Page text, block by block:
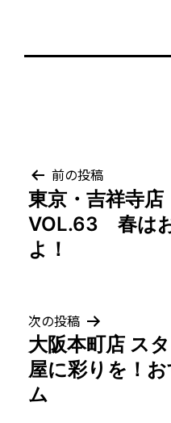
投
稿
ナ
ゲ
ー
シ
前の投稿
東京・吉祥寺
VOL.63 春は
よ！
次の投稿
大阪本町店 ス
屋に彩りを！
ム